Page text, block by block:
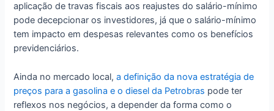
aplicação de travas fiscais aos reajustes do salário-mínimo
pode decepcionar os investidores, já que o salário-mínimo
tem impacto em despesas relevantes como os benefícios
previdenciários.
Ainda no mercado local,a definição da nova estratégia de
preços para a gasolina e o diesel da Petrobras pode ter
reflexos nos negócios, a depender da forma como o